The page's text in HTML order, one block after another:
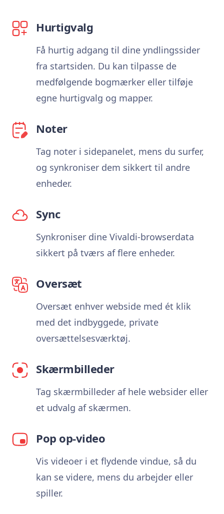
Hurtigvalg
Få hurtig adgang til dine yndlingssider
fra startsiden. Du kan tilpasse de
medfølgende bogmærker eller tilføje
egne hurtigvalg og mapper.
Noter
Tag noter i sidepanelet, mens du surfer,
og synkroniser dem sikkert til andre
enheder.
Sync
Synkroniser dine Vivaldi-browserdata
sikkert på tværs af flere enheder.
Oversæt
Oversæt enhver webside med ét klik
med det indbyggede, private
oversættelsesværktøj.
Skærmbilleder
Tag skærmbilleder af hele websider eller
et udvalg af skærmen.
Pop op-video
Vis videoer i et flydende vindue, så du
kan se videre, mens du arbejder eller
spiller.